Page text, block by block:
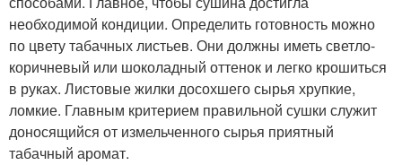
необходимой кондиции. Определить готовность можно
по цвету табачных листьев. Они должны иметь светло-
коричневый или шоколадный оттенок и легко крошиться
в руках. Листовые жилки досохшего сырья хрупкие,
ломкие. Главным критерием правильной сушки служит
доносящийся от измельченного сырья приятный
табачный аромат.